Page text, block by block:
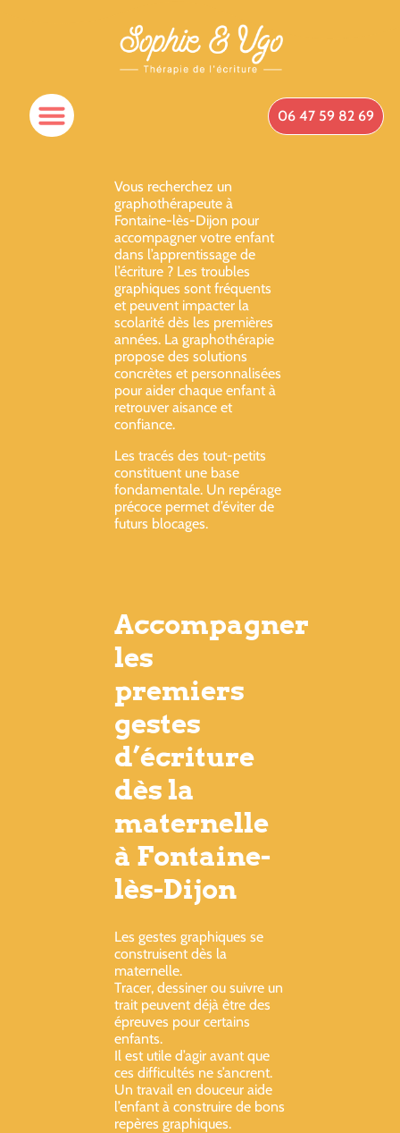
06 47 59 82 69
Vous recherchez un
graphothérapeute à
Fontaine-lès-Dijon pour
accompagner votre enfant
dans l’apprentissage de
l’écriture ? Les troubles
graphiques sont fréquents
et peuvent impacter la
scolarité dès les premières
années. La graphothérapie
propose des solutions
concrètes et personnalisées
pour aider chaque enfant à
retrouver aisance et
confiance.
Les tracés des tout-petits
constituent une base
fondamentale. Un repérage
précoce permet d’éviter de
futurs blocages.
Accompagner
les
premiers
gestes
d’écriture
dès la
maternelle
à Fontaine-
lès-Dijon
Les gestes graphiques se
construisent dès la
maternelle.
Tracer, dessiner ou suivre un
trait peuvent déjà être des
épreuves pour certains
enfants.
Il est utile d’agir avant que
ces difficultés ne s’ancrent.
Un travail en douceur aide
l’enfant à construire de bons
repères graphiques.